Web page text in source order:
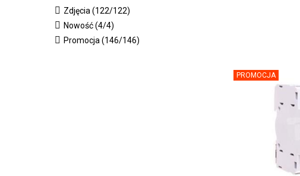
Zdjęcia (122/122)
Nowość (4/4)
Promocja (146/146)
PROMOCJA